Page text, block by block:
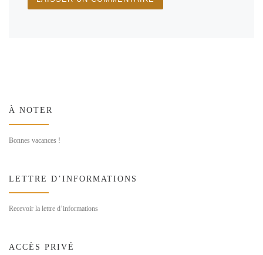
À NOTER
Bonnes vacances !
LETTRE D’INFORMATIONS
Recevoir la lettre d’informations
ACCÈS PRIVÉ